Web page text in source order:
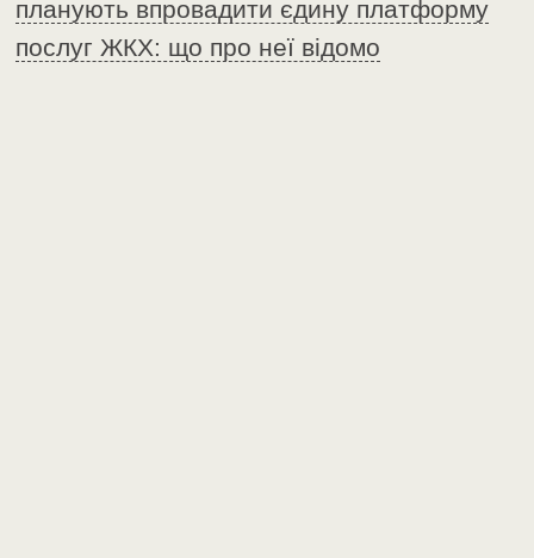
планують впровадити єдину платформу
послуг ЖКХ: що про неї відомо